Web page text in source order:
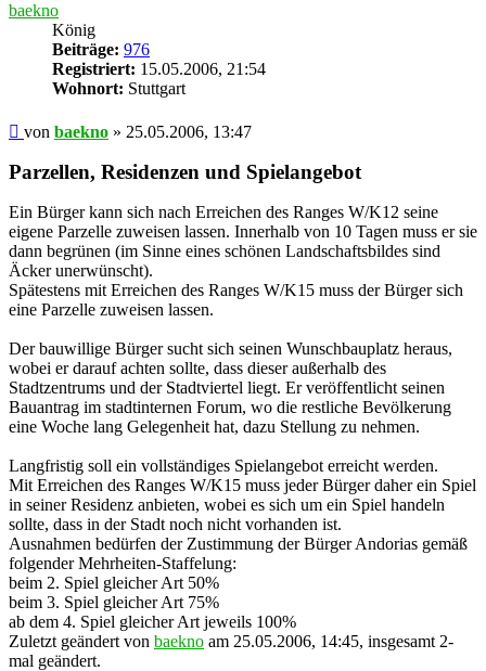
baekno
König
Beiträge: 976
Registriert: 15.05.2006, 21:54
Wohnort: Stuttgart
Beitrag
von baekno » 25.05.2006, 13:47
Parzellen, Residenzen und Spielangebot
Ein Bürger kann sich nach Erreichen des Ranges W/K12 seine
eigene Parzelle zuweisen lassen. Innerhalb von 10 Tagen muss er sie
dann begrünen (im Sinne eines schönen Landschaftsbildes sind
Äcker unerwünscht).
Spätestens mit Erreichen des Ranges W/K15 muss der Bürger sich
eine Parzelle zuweisen lassen.
Der bauwillige Bürger sucht sich seinen Wunschbauplatz heraus,
wobei er darauf achten sollte, dass dieser außerhalb des
Stadtzentrums und der Stadtviertel liegt. Er veröffentlicht seinen
Bauantrag im stadtinternen Forum, wo die restliche Bevölkerung
eine Woche lang Gelegenheit hat, dazu Stellung zu nehmen.
Langfristig soll ein vollständiges Spielangebot erreicht werden.
Mit Erreichen des Ranges W/K15 muss jeder Bürger daher ein Spiel
in seiner Residenz anbieten, wobei es sich um ein Spiel handeln
sollte, dass in der Stadt noch nicht vorhanden ist.
Ausnahmen bedürfen der Zustimmung der Bürger Andorias gemäß
folgender Mehrheiten-Staffelung:
beim 2. Spiel gleicher Art 50%
beim 3. Spiel gleicher Art 75%
ab dem 4. Spiel gleicher Art jeweils 100%
Zuletzt geändert von baekno am 25.05.2006, 14:45, insgesamt 2-
mal geändert.